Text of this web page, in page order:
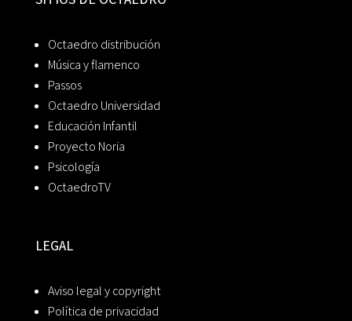
Octaedro distribución
Música y flamenco
Passos
Octaedro Universidad
Educación Infantil
Proyecto Noria
Psicología
OctaedroTV
LEGAL
Aviso legal y copyright
Política de privacidad